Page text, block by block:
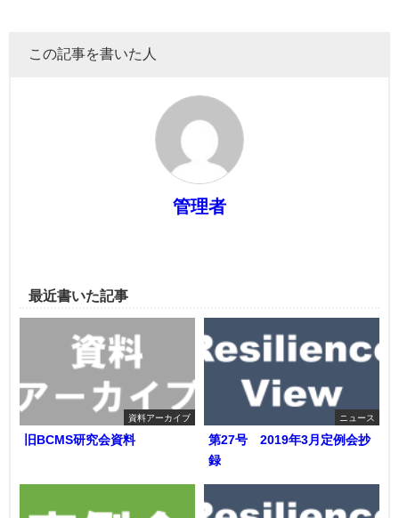
この記事を書いた人
管理者
最近書いた記事
資料アーカイブ
旧BCMS研究会資料
ニュース
第27号 2019年3月定例会抄
録